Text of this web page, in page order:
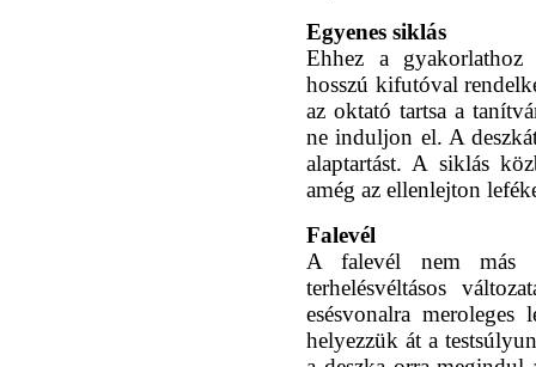
Egyenes siklás
Ehhez a gyakorlathoz
hosszú kifutóval
az oktató tartsa a
ne induljon el. A
alaptartást. A siklás
amég az ellenlejton
Falevél
A falevél nem más
terhelésvéltásos
esésvonalra
helyezzük át a